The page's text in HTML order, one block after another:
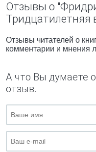
Отзывы о
Тридцатилетняя
Отзывы читателей о
комментарии и мнения
А что Вы думаете
отзыв.